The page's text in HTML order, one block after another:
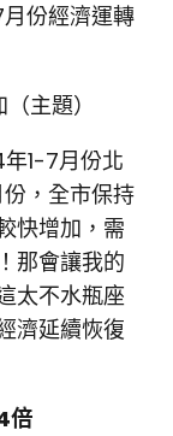
份經濟運轉
主題）
1-7月份北
，全市保持
快增加，需
那會讓我的
太不水瓶座
濟延續恢復
倍